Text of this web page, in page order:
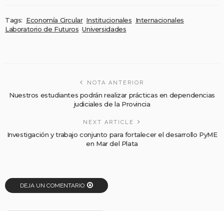
Tags: Economía Circular Institucionales Internacionales
Laboratorio de Futuros Universidades
NOTA ANTERIOR
Nuestros estudiantes podrán realizar prácticas en dependencias
judiciales de la Provincia
NEXT ARTICLE
Investigación y trabajo conjunto para fortalecer el desarrollo PyME
en Mar del Plata
DEJA UN COMENTARIO